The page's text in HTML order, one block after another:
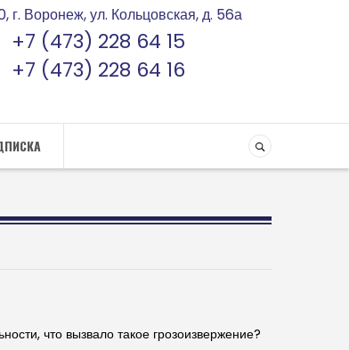
г. Воронеж, ул. Кольцовская, д. 56а
+7 (473) 228 64 15
+7 (473) 228 64 16
что вызвало такое грозоизвержение?